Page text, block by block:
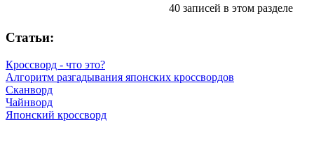
40 записей в этом разделе
Статьи:
Кроссворд - что это?
Алгоритм разгадывания японских кроссвордов
Сканворд
Чайнворд
Японский кроссворд